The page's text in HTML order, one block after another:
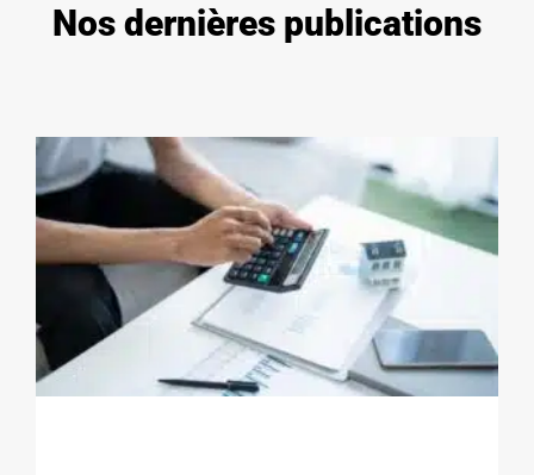
Nos dernières publications